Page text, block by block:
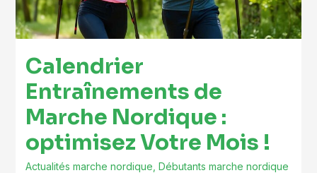
Calendrier
Entraînements de
Marche Nordique :
optimisez Votre Mois !
Actualités marche nordique Débutants marche nordique
optimisez
Votre
!